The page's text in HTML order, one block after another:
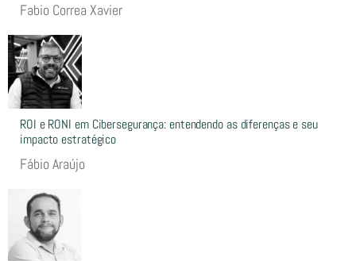
Fabio Correa Xavier
ROI e RONI em Cibersegurança: entendendo as diferenças e seu
impacto estratégico
Fábio Araújo